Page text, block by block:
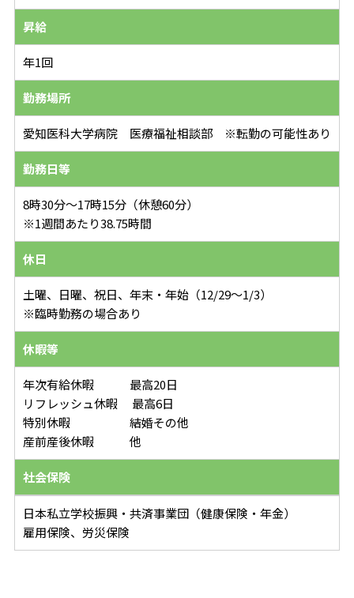
昇給
年1回
勤務場所
愛知医科大学病院 医療福祉相談部 ※転勤の可能性あり
勤務日等
8時30分～17時15分（休憩60分）
※1週間あたり38.75時間
休日
土曜、日曜、祝日、年末・年始（12/29～1/3）
※臨時勤務の場合あり
休暇等
年次有給休暇 最高20日
リフレッシュ休暇 最高6日
特別休暇 結婚その他
産前産後休暇 他
社会保険
日本私立学校振興・共済事業団（健康保険・年金）
雇用保険、労災保険